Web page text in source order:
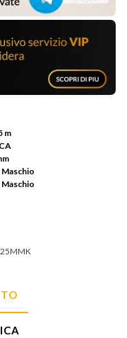
m
Maschio
Maschio